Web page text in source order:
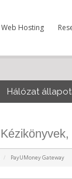
Web Hosting
Hálózat
PayUMoney Gateway